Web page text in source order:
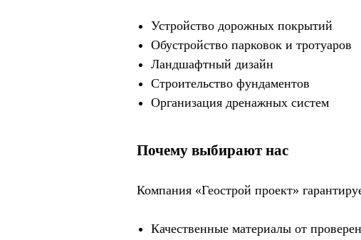
Устройство дорожных покрытий
Обустройство парковок и тротуаров
Ландшафтный дизайн
Строительство фундаментов
Организация дренажных систем
Почему выбирают нас
Компания «Геострой проект»
Качественные материалы от